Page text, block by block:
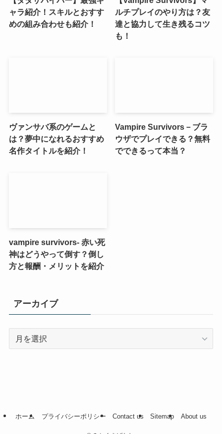
ャラ紹介！スキルとおすす
めの組み合わせも紹介！
ルチプレイのやり方は？友
達と協力して生き残るコツ
も！
ヴァンサバ系のゲームと
は？夢中になれるおすすめ
名作タイトルを紹介！
Vampire Survivors－ブラ
ウザでプレイできる？無料
でできるって本当？
vampire survivors- 赤い死
神はどうやって倒す？倒し
方と報酬・メリットを紹介
アーカイブ
ホーム プライバシーポリシー Contact us Sitemap About us